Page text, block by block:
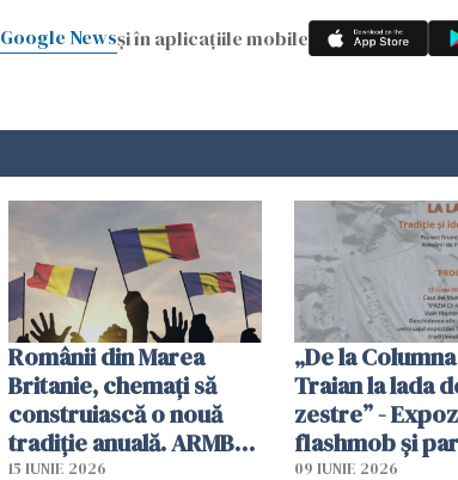
Google Newsși în aplicațiile mobile
Românii din Marea
Britanie, chemați să
construiască o nouă
tradiție anuală. ARMB
propune „Ziua
15 IUNIE 2026
„De la
Traian la lada
zestre” -
flashmob și
costume
09 IUNIE 2026